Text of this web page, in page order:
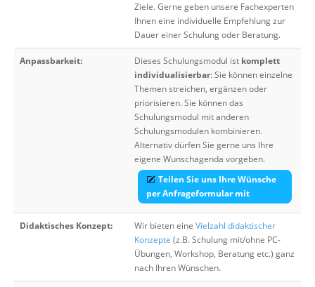
Ziele. Gerne geben unsere Fachexperten
Ihnen eine individuelle Empfehlung zur
Dauer einer Schulung oder Beratung.
Anpassbarkeit: Dieses Schulungsmodul ist komplett
individualisierbar: Sie können einzelne
Themen streichen, ergänzen oder
priorisieren. Sie können das
Schulungsmodul mit anderen
Schulungsmodulen kombinieren.
Alternativ dürfen Sie gerne uns Ihre
eigene Wunschagenda vorgeben.
Teilen Sie uns Ihre Wünsche
per Anfrageformular mit
Didaktisches Konzept: Wir bieten eine Vielzahl didaktischer
Konzepte (z.B. Schulung mit/ohne PC-
Übungen, Workshop, Beratung etc.) ganz
nach Ihren Wünschen.